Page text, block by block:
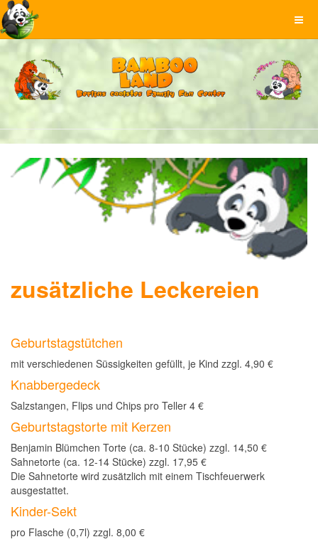
zusätzliche Leckereien
Geburtstagstütchen
mit verschiedenen Süssigkeiten gefüllt, je Kind zzgl. 4,90 €
Knabbergedeck
Salzstangen, Flips und Chips pro Teller 4 €
Geburtstagstorte mit Kerzen
Benjamin Blümchen Torte (ca. 8-10 Stücke) zzgl. 14,50 €
Sahnetorte (ca. 12-14 Stücke) zzgl. 17,95 €
Die Sahnetorte wird zusätzlich mit einem Tischfeuerwerk
ausgestattet.
Kinder-Sekt
pro Flasche (0,7l) zzgl. 8,00 €